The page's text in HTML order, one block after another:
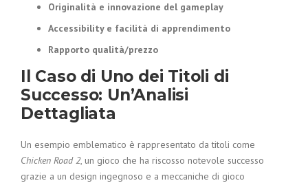
Originalità e innovazione del gameplay
Accessibility e facilità di apprendimento
Rapporto qualità/prezzo
Il Caso di Uno dei Titoli di
Successo: Un’Analisi
Dettagliata
Un esempio emblematico è rappresentato da titoli come
Chicken Road 2, un gioco che ha riscosso notevole successo
grazie a un design ingegnoso e a meccaniche di gioco